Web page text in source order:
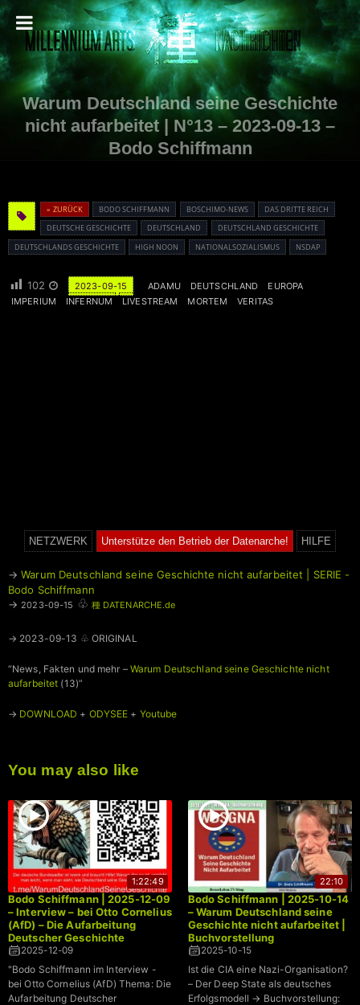
Warum Deutschland seine Geschichte
nicht aufarbeitet | N°13 – 2023-09-13 –
Bodo Schiffmann
« ZURÜCK BODO SCHIFFMANN BOSCHIMO-NEWS
DAS DRITTE REICH
DEUTSCHE GESCHICHTE
DEUTSCHLAND
DEUTSCHLAND GESCHICHTE
DEUTSCHLANDS GESCHICHTE
HIGH NOON NATIONALSOZIALISMUS NSDAP
102 2023-09-15 ADAMU DEUTSCHLAND
EUROPA
IMPERIUM
INFERNUM LIVESTREAM MORTEM VERITAS
NETZWERK Unterstütze den Betrieb der Datenarche! HILFE
→Warum Deutschland seine Geschichte nicht aufarbeitet | SERIE -
Bodo Schiffmann
→ 2023-09-15 ♧ 種 DATENARCHE.de
→ 2023-09-13 ♧ ORIGINAL
“News, Fakten und mehr – Warum Deutschland seine Geschichte nicht
aufarbeitet (13)”
→ DOWNLOAD + ODYSEE + Youtube
You may also like
1:22:49
Bodo Schiffmann | 2025-12-09
– Interview – bei Otto Cornelius
(AfD) – Die Aufarbeitung
Deutscher Geschichte
2025-12-09
"Bodo Schiffmann im Interview -
bei Otto Cornelius (AfD) Thema: Die
Aufarbeitung Deutscher
22:10
Bodo Schiffmann | 2025-10-14
– Warum Deutschland seine
Geschichte nicht aufarbeitet |
Buchvorstellung
2025-10-15
Ist die CIA eine Nazi-Organisation?
– Der Deep State als deutsches
Erfolgsmodell → Buchvorstellung: